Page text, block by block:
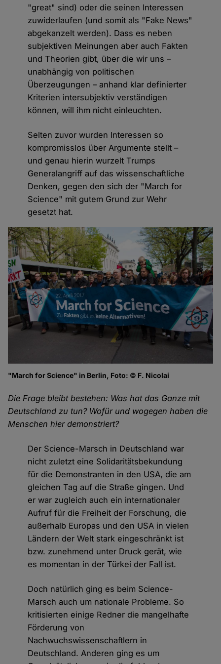
"great" sind) oder die seinen Interessen
zuwiderlaufen (und somit als "Fake News"
abgekanzelt werden). Dass es neben
subjektiven Meinungen aber auch Fakten
und Theorien gibt, über die wir uns –
unabhängig von politischen
Überzeugungen – anhand klar definierter
Kriterien intersubjektiv verständigen
können, will ihm nicht einleuchten.
Selten zuvor wurden Interessen so
kompromisslos über Argumente stellt –
und genau hierin wurzelt Trumps
Generalangriff auf das wissenschaftliche
Denken, gegen den sich der "March for
Science" mit gutem Grund zur Wehr
gesetzt hat.
"March for Science" in Berlin, Foto: © F. Nicolai
Die Frage bleibt bestehen: Was hat das Ganze mit
Deutschland zu tun? Wofür und wogegen haben die
Menschen hier demonstriert?
Der Science-Marsch in Deutschland war
nicht zuletzt eine Solidaritätsbekundung
für die Demonstranten in den USA, die am
gleichen Tag auf die Straße gingen. Und
er war zugleich auch ein internationaler
Aufruf für die Freiheit der Forschung, die
außerhalb Europas und den USA in vielen
Ländern der Welt stark eingeschränkt ist
bzw. zunehmend unter Druck gerät, wie
es momentan in der Türkei der Fall ist.
Doch natürlich ging es beim Science-
Marsch auch um nationale Probleme. So
kritisierten einige Redner die mangelhafte
Förderung von
Nachwuchswissenschaftlern in
Deutschland. Anderen ging es um